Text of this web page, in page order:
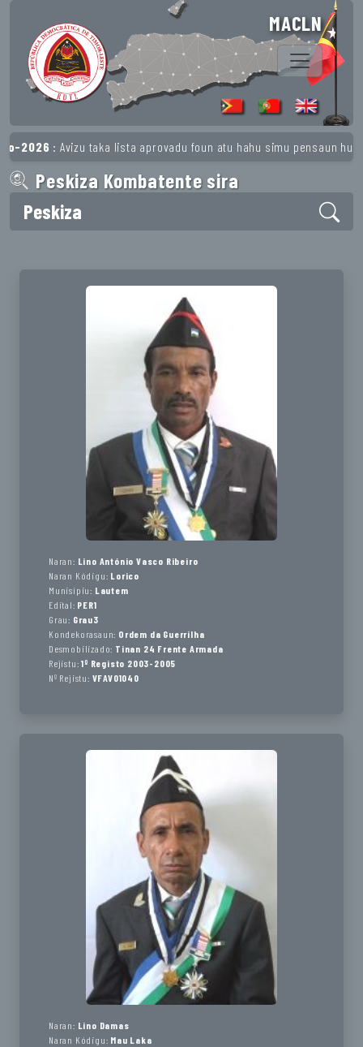
MACLN
taka lista aprovadu foun atu hahu simu pensaun husi 1º Registu
Peskiza Kombatente sira
Peskiza
Naran: Lino António Vasco Ribeiro
Naran Kódigu: Lorico
Munisípiu: Lautem
Edital: PER1
Grau: Grau3
Kondekorasaun: Ordem da Guerrilha
Desmobilizado: Tinan 24 Frente Armada
Rejistu: 1º Registo 2003-2005
Nº Rejistu: VFAV01040
Naran: Lino Damas
Naran Kódigu: Mau Laka